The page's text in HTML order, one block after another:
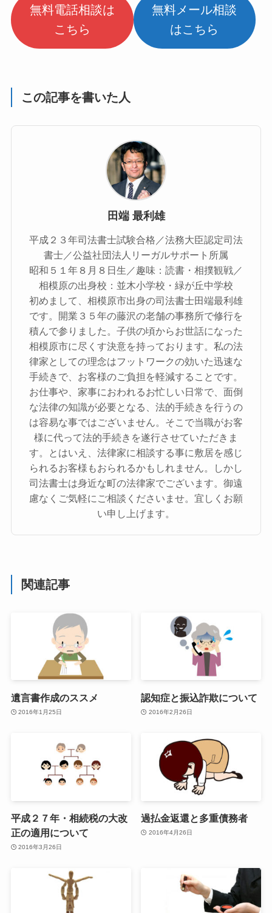
無料電話相談は
こちら
無料メール相談
はこちら
この記事を書いた人
田端 最利雄
平成２３年司法書士試験合格／法務大臣認定司法
書士／公益社団法人リーガルサポート所属
昭和５１年８月８日生／趣味：読書・相撲観戦／
相模原の出身校：並木小学校・緑が丘中学校
初めまして、相模原市出身の司法書士田端最利雄
です。開業３５年の藤沢の老舗の事務所で修行を
積んで参りました。子供の頃からお世話になった
相模原市に尽くす決意を持っております。私の法
律家としての理念はフットワークの効いた迅速な
手続きで、お客様のご負担を軽減することです。
お仕事や、家事におわれるお忙しい日常で、面倒
な法律の知識が必要となる、法的手続きを行うの
は容易な事ではございません。そこで当職がお客
様に代って法的手続きを遂行させていただきま
す。とはいえ、法律家に相談する事に敷居を感じ
られるお客様もおられるかもしれません。しかし
司法書士は身近な町の法律家でございます。御遠
慮なくご気軽にご相談くださいませ。宜しくお願
い申し上げます。
関連記事
遺言書作成のススメ
2016年1月25日
認知症と振込詐欺について
2016年2月26日
平成２７年・相続税の大改
正の適用について
2016年3月26日
過払金返還と多重債務者
2016年4月26日